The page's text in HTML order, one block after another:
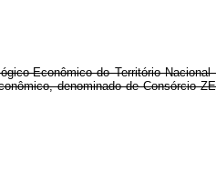
Econômico do Território
denominado de Consórcio